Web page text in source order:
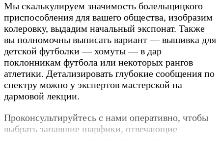
Мы скалькулируем значимость болельщицкого
приспособления для вашего общества, изобразим
колеровку, выдадим начальный экспонат. Также
вы полномочны выписать вариант — вышивка для
детской футболки — хомуты — в дар
поклонникам футбола или некоторых рангов
атлетики. Детализировать глубокие сообщения по
спектру можно у экспертов мастерской на
дармовой лекции.
Проконсультируйтесь с нами оперативно, чтобы
выбрать запавшие шарфики, отвечающие